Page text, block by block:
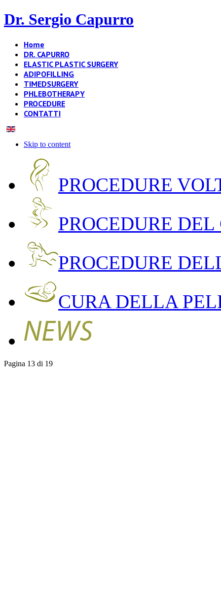
Dr. Sergio Capurro
Home
DR. CAPURRO
ELASTIC PLASTIC SURGERY
ADIPOFILLING
TIMEDSURGERY
PHLEBOTHERAPY
PROCEDURE
CONTATTI
Skip to content
PROCEDURE
PROCEDURE DEL
PROCEDURE
CURA DELLA
Pagina 13 di 19